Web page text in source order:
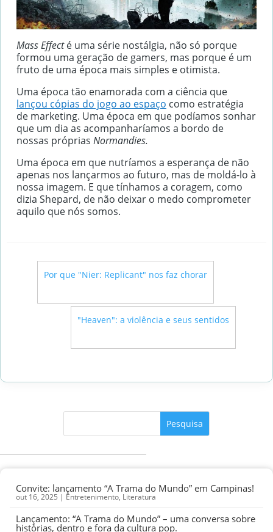
Mass Effecté uma série nostálgia, não só porque
formou uma geração de gamers, mas porque é um
fruto de uma época mais simples e otimista.
Uma época tão enamorada com a ciência que
lançou cópias do jogo ao espaço como estratégia
de marketing. Uma época em que podíamos sonhar
que um dia as acompanharíamos a bordo de
nossas próprias Normandies.
Uma época em que nutríamos a esperança de não
apenas nos lançarmos ao futuro, mas de moldá-lo à
nossa imagem. E que tínhamos a coragem, como
dizia Shepard, de não deixar o medo comprometer
aquilo que nós somos.
Por que "Nier: Replicant" nos faz chorar
"Heaven": a violência e seus sentidos
Convite: lançamento “A Trama do Mundo” em Campinas!
out 16, 2025 | Entretenimento, Literatura
Lançamento: “A Trama do Mundo” – uma conversa sobre
histórias, dentro e fora da cultura pop.